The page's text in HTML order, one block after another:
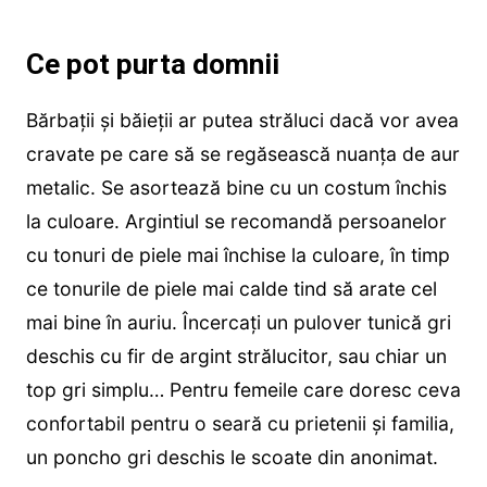
Ce pot purta domnii
Bărbații și băieții ar putea străluci dacă vor avea
cravate pe care să se regăsească nuanța de aur
metalic. Se asortează bine cu un costum închis
la culoare. Argintiul se recomandă persoanelor
cu tonuri de piele mai închise la culoare, în timp
ce tonurile de piele mai calde tind să arate cel
mai bine în auriu. Încercați un pulover tunică gri
deschis cu fir de argint strălucitor, sau chiar un
top gri simplu… Pentru femeile care doresc ceva
confortabil pentru o seară cu prietenii și familia,
un poncho gri deschis le scoate din anonimat.